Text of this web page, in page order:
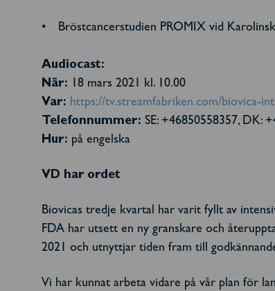
Bröstcancerstudien PROMIX vid
Audiocast:
När: 18 mars 2021 kl. 10.00
Var: https://tv.streamfabriken.com/biovica-
Telefonnummer: SE: +46850558357, DK:
Hur: på engelska
VD har ordet
Biovicas tredje kvartal har varit fyllt av
FDA har utsett en ny granskare och
2021 och utnyttjar tiden fram till
Vi har kunnat arbeta vidare på vår plan för